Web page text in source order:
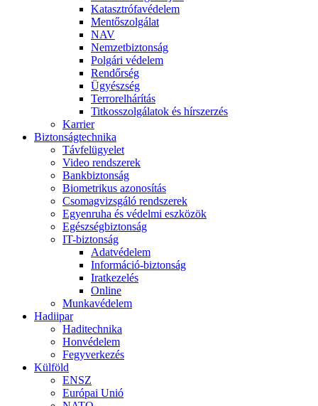
Katasztrófavédelem
Mentőszolgálat
NAV
Nemzetbiztonság
Polgári védelem
Rendőrség
Ügyészség
Terrorelhárítás
Titkosszolgálatok és hírszerzés
Karrier
Biztonságtechnika
Távfelügyelet
Video rendszerek
Bankbiztonság
Biometrikus azonosítás
Csomagvizsgáló rendszerek
Egyenruha és védelmi eszközök
Egészségbiztonság
IT-biztonság
Adatvédelem
Információ-biztonság
Iratkezelés
Online
Munkavédelem
Hadiipar
Haditechnika
Honvédelem
Fegyverkezés
Külföld
ENSZ
Európai Unió